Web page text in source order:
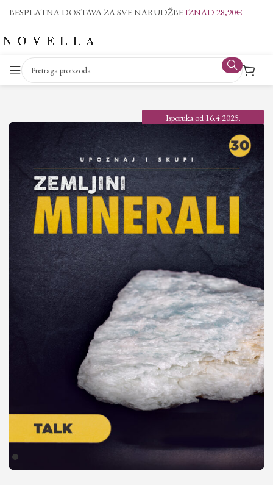
BESPLATNA DOSTAVA ZA SVE NARUDŽBEIZNAD 28,90€
Isporuka od 16.4.2025.